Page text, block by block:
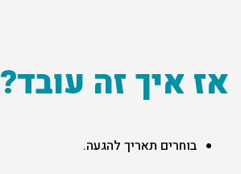
אז איך זה עובד?
בוחרים תאריך להגעה.